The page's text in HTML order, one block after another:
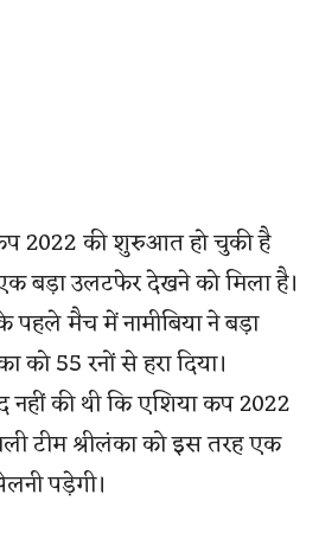
2022 की शुरुआत हो चुकी है
बड़ा उलटफेर देखने को मिला है।
पहले मैच में नामीबिया ने बड़ा
55 रनों से हरा दिया।
की थी कि एशिया कप 2022
टीम श्रीलंका को इस तरह एक
पड़ेगी।